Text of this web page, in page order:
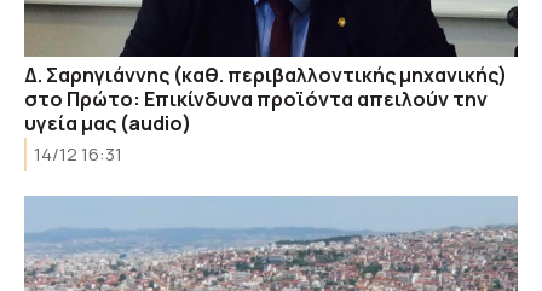
Δ. Σαρηγιάννης (καθ. περιβαλλοντικής μηχανικής)
στο Πρώτο: Επικίνδυνα προϊόντα απειλούν την
υγεία μας (audio)
14/12 16:31